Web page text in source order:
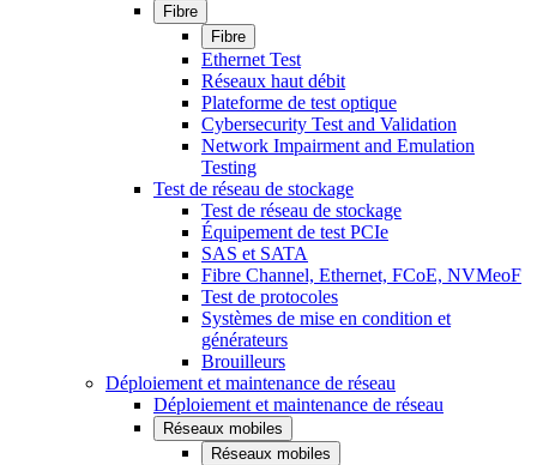
Fibre
Fibre
Ethernet Test
Réseaux haut débit
Plateforme de test optique
Cybersecurity Test and Validation
Network Impairment and Emulation
Testing
Test de réseau de stockage
Test de réseau de stockage
Équipement de test PCIe
SAS et SATA
Fibre Channel, Ethernet, FCoE, NVMeoF
Test de protocoles
Systèmes de mise en condition et
générateurs
Brouilleurs
Déploiement et maintenance de réseau
Déploiement et maintenance de réseau
Réseaux mobiles
Réseaux mobiles